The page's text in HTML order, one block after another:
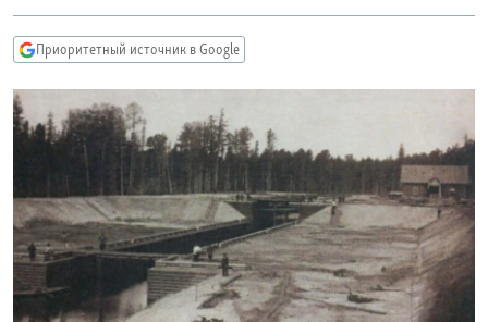
поиску
СИБИРЬ.РЕАЛИИ
РАСПИСАНИЕ ВЕЩАНИЯ
ПОДПИШИТЕСЬ НА РАССЫЛКУ
СОЦИАЛЬНЫЕ СЕТИ
Приоритетный источник в Google